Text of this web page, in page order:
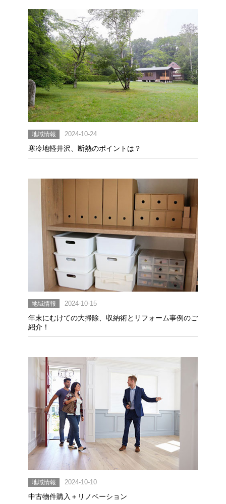
地域情報 2024-10-24
寒冷地軽井沢、断熱のポイントは？
地域情報 2024-10-15
年末にむけての大掃除、収納術とリフォーム事例のご
紹介！
地域情報 2024-10-10
中古物件購入＋リノベーション